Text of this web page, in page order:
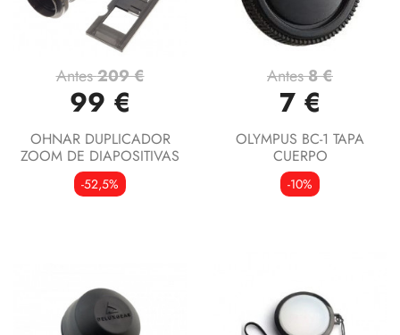
Antes209 €
99 €
OHNAR DUPLICADOR
ZOOM DE DIAPOSITIVAS
-52,5%
Antes8 €
7 €
OLYMPUS BC-1 TAPA
CUERPO
-10%